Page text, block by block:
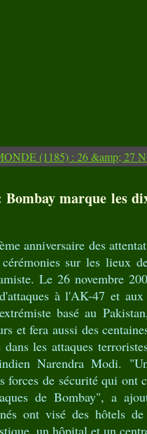
marque les
anniversaire des
sur les lieux
Le 26 novembre
à l'AK-47 et
basé au
et fera aussi des
les attaques
Narendra Modi.
de sécurité qui ont
de Bombay", a
ont visé des hôtels
un hôpital et un